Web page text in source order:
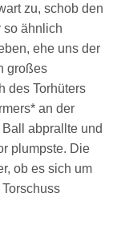
zu, schob den
so ähnlich
ehe uns der
großes
des Torhüters
an der
abprallte und
plumpste. Die
ob es sich um